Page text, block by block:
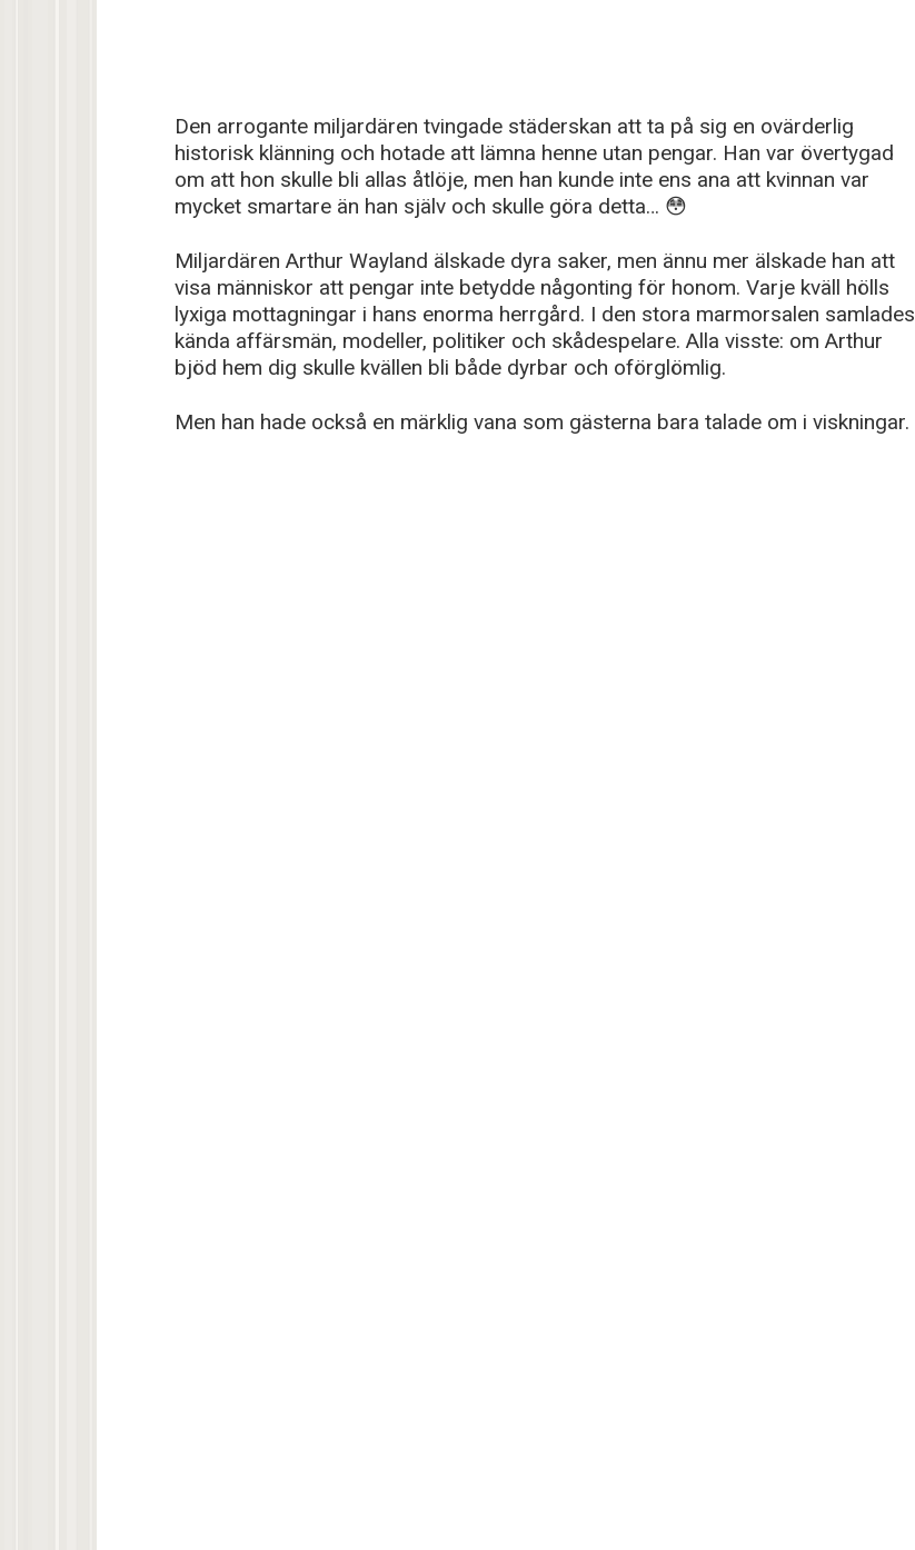
Den arrogante miljardären tvingade städerskan att ta på sig en ovärderlig
historisk klänning och hotade att lämna henne utan pengar. Han var övertygad
om att hon skulle bli allas åtlöje, men han kunde inte ens ana att kvinnan var
mycket smartare än han själv och skulle göra detta… 😳
Miljardären Arthur Wayland älskade dyra saker, men ännu mer älskade han att
visa människor att pengar inte betydde någonting för honom. Varje kväll hölls
lyxiga mottagningar i hans enorma herrgård. I den stora marmorsalen samlades
kända affärsmän, modeller, politiker och skådespelare. Alla visste: om Arthur
bjöd hem dig skulle kvällen bli både dyrbar och oförglömlig.
Men han hade också en märklig vana som gästerna bara talade om i viskningar.